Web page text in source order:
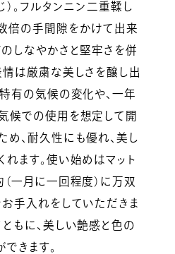
）。フルタンニン二重鞣し
倍の手間隙をかけて出来
しなやかさと堅牢さを併
情は厳粛な美しさを醸し出
有の気候の変化や、一年
候での使用を想定して開
、耐久性にも優れ、美し
ます。使い始めはマット
一月に一回程度）に万双
お手入れをしていただきま
もに、美しい艶感と色の
きます。